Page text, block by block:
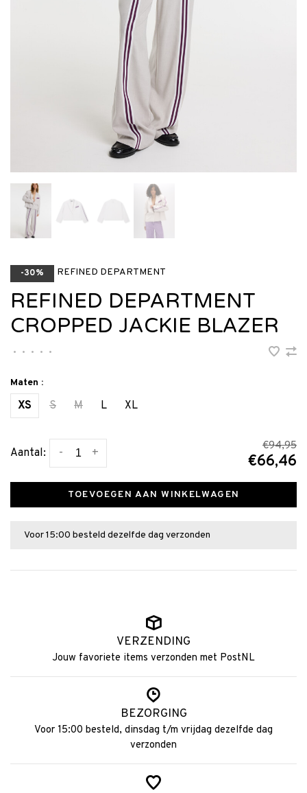
-30% REFINED DEPARTMENT
REFINED DEPARTMENT
CROPPED JACKIE BLAZER
• • • • •
Maten :
XS S M L XL
Aantal: +
-
€94,95
€66,46
TOEVOEGEN AAN WINKELWAGEN
Voor 15:00 besteld dezelfde dag verzonden
VERZENDING
Jouw favoriete items verzonden met PostNL
BEZORGING
Voor 15:00 besteld, dinsdag t/m vrijdag dezelfde dag
verzonden